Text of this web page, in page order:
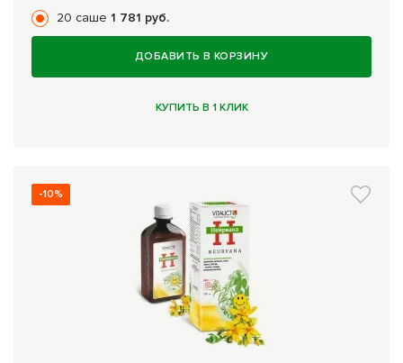
20 саше 1 781 руб.
ДОБАВИТЬ В КОРЗИНУ
КУПИТЬ В 1 КЛИК
-10%